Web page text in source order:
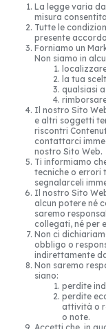
La legge varia
misura
Tutte le
presente
Forniamo un
Non siamo in
la tua
qualsiasi
Il nostro Sito
e altri soggetti
riscontri
contattarci
nostro Sito Web.
Ti informiamo
tecniche o errori
segnalarceli
Il nostro Sito
alcun potere né
saremo
collegati, né per
Non ci
obbligo o
indirettamente
Non saremo
siano:
perdite
perdite
attività o
o note.